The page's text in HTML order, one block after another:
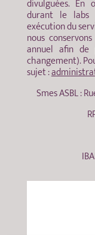
divulguées. En
durant le labs
exécution du
nous
annuel afin de
changement).
sujet :
Smes ASBL :